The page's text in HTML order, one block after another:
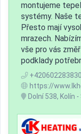
montujeme
systémy. Naše
Přesto mají
mrazech.
vše pro vás
podklady
+420602283830
https://
Dolní 538, Kolín